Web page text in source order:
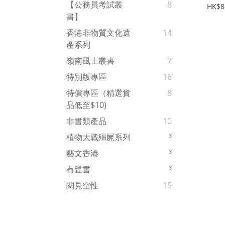
【公務員考試叢
書】
8
香港非物質文化遺
產系列
14
嶺南風土叢書
7
特別版專區
16
特價專區（精選貨
品低至$10)
8
非書類產品
10
植物大戰殭屍系列
藝文香港
有聲書
閱見空性
15